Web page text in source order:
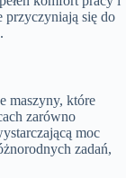
przyczyniają się do
maszyny, które
zarówno
moc
zadań,